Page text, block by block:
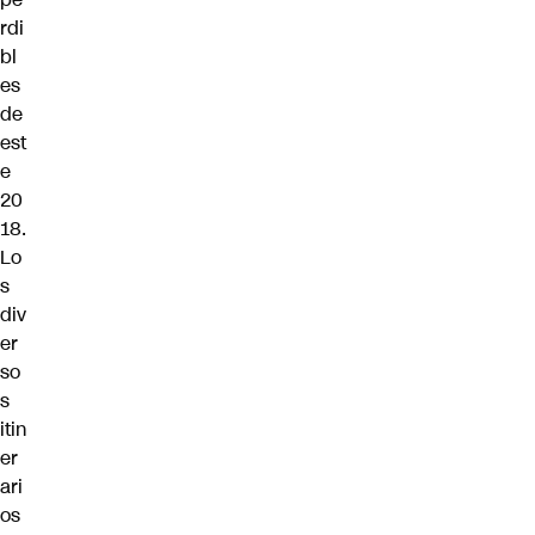
rdi
bl
es
de
est
e
20
18.
Lo
s
div
er
so
s
itin
er
ari
os